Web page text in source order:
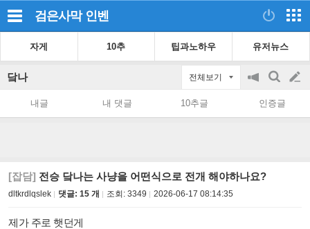
검은사막 인벤
자게 10추 팁과노하우 유저뉴스
닼나 전체보기
공
on/off
검
색
글
쓰
내글 내 댓글 10추글 인증글
[잡담] 전승 닼나는 사냥을 어떤식으로 전개 해야하나요?
dltkrdlqslek 댓글: 15 개 조회: 3349 2026-06-17 08:14:35
제가 주로 햇던게